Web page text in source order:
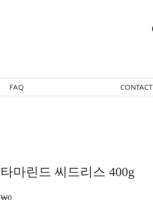
FAQ CONTACT
타마린드 씨드리스 400g
₩0가